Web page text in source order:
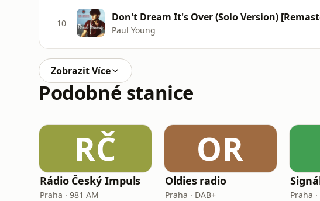
10 Don't Dream It's Over (Solo Version)
Paul Young
Zobrazit Více
Podobné stanice
RČ
Rádio Český Impuls
Praha · 981 AM
OR
Oldies radio
Praha · DAB+ Praha